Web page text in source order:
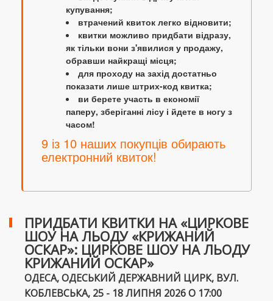
купування;
втрачений квиток легко відновити;
квитки можливо придбати відразу,
як тільки вони з'явилися у продажу,
обравши найкращі місця;
для проходу на захід достатньо
показати лише штрих-код квитка;
ви берете участь в економії
паперу, зберіганні лісу і йдете в ногу з
часом!
9 із 10 наших покупців обирають
електронний квиток!
ПРИДБАТИ КВИТКИ НА «ЦИРКОВЕ
ШОУ НА ЛЬОДУ «КРИЖАНИЙ
ОСКАР»: ЦИРКОВЕ ШОУ НА ЛЬОДУ
КРИЖАНИЙ ОСКАР»
ОДЕСА, ОДЕСЬКИЙ ДЕРЖАВНИЙ ЦИРК, ВУЛ.
КОБЛЕВСЬКА, 25 - 18 ЛИПНЯ 2026 О 17:00